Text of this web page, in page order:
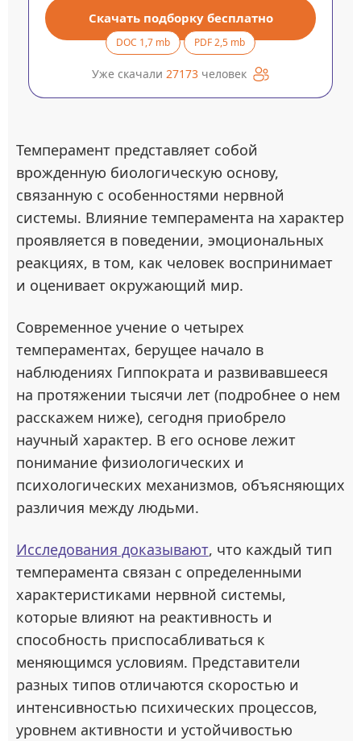
Скачать подборку бесплатно
DOC 1,7 mb PDF 2,5 mb
Уже скачали 27173 человек
Темперамент представляет собой
врожденную биологическую основу,
связанную с особенностями нервной
системы. Влияние темперамента на характер
проявляется в поведении, эмоциональных
реакциях, в том, как человек воспринимает
и оценивает окружающий мир.
Современное учение о четырех
темпераментах, берущее начало в
наблюдениях Гиппократа и развивавшееся
на протяжении тысячи лет (подробнее о нем
расскажем ниже), сегодня приобрело
научный характер. В его основе лежит
понимание физиологических и
психологических механизмов, объясняющих
различия между людьми.
Исследования доказывают, что каждый тип
темперамента связан с определенными
характеристиками нервной системы,
которые влияют на реактивность и
способность приспосабливаться к
меняющимся условиям. Представители
разных типов отличаются скоростью и
интенсивностью психических процессов,
уровнем активности и устойчивостью